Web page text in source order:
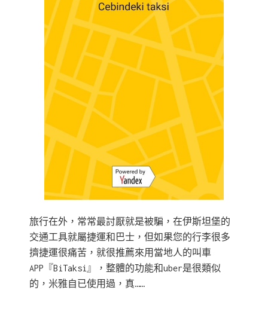
旅行在外，常常最討厭就是被騙，在伊斯坦堡的
交通工具就屬捷運和巴士，但如果您的行李很多
擠捷運很痛苦，就很推薦來用當地人的叫車
APP『BiTaksi』，整體的功能和uber是很類似
的，米雅自已使用過，真……